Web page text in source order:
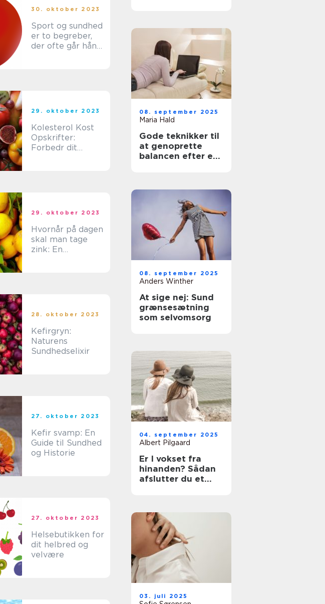
30. oktober 2023
Sport og sundhed
er to begreber,
der ofte går hånd
29. oktober 2023
Kolesterol Kost
Opskrifter:
Forbedr dit
29. oktober 2023
Hvornår på dagen
skal man tage
zink: En
28. oktober 2023
Kefirgryn:
Naturens
Sundhedselixir
27. oktober 2023
Kefir svamp: En
Guide til Sundhed
og Historie
27. oktober 2023
Helsebutikken for
dit helbred og
velvære
08. september 2025
Maria Hald
Gode teknikker til
at genoprette
balancen efter en
08. september 2025
Anders Winther
At sige nej: Sund
grænsesætning
som selvomsorg
04. september 2025
Albert Pilgaard
Er I vokset fra
hinanden? Sådan
afslutter du et
03. juli 2025